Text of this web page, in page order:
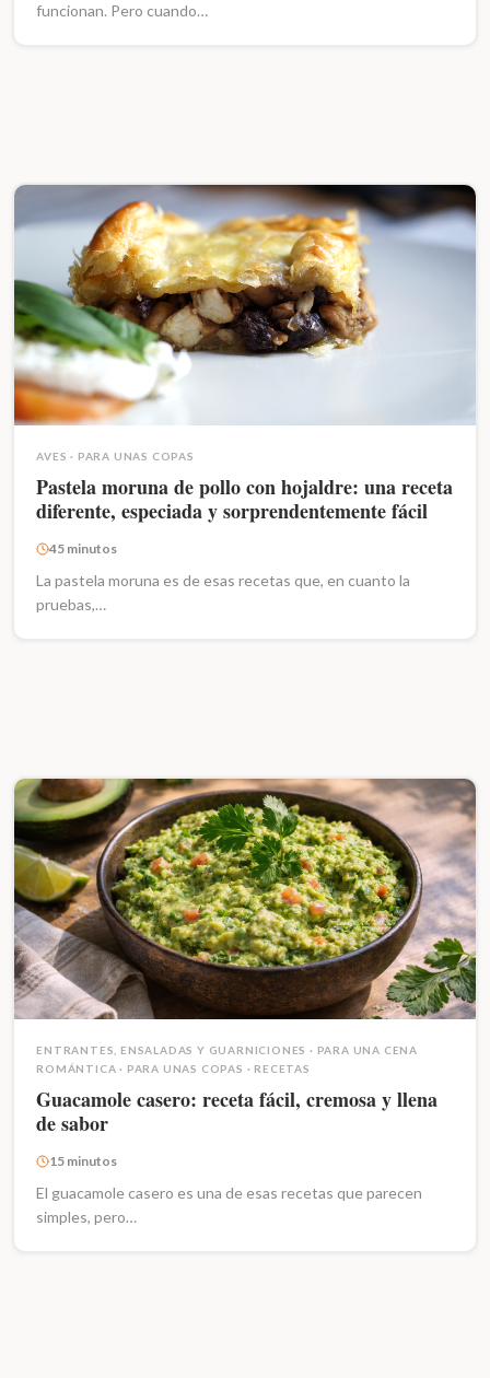
funcionan. Pero cuando…
AVES · PARA UNAS COPAS
Pastela moruna de pollo con hojaldre: una receta
diferente, especiada y sorprendentemente fácil
45 minutos
La pastela moruna es de esas recetas que, en cuanto la
pruebas,…
ENTRANTES, ENSALADAS Y GUARNICIONES · PARA UNA CENA
ROMÁNTICA · PARA UNAS COPAS · RECETAS
Guacamole casero: receta fácil, cremosa y llena
de sabor
15 minutos
El guacamole casero es una de esas recetas que parecen
simples, pero…